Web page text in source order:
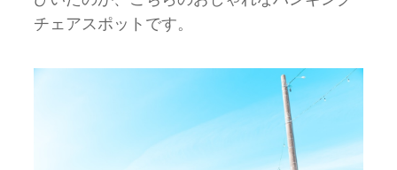
チェアスポットです。